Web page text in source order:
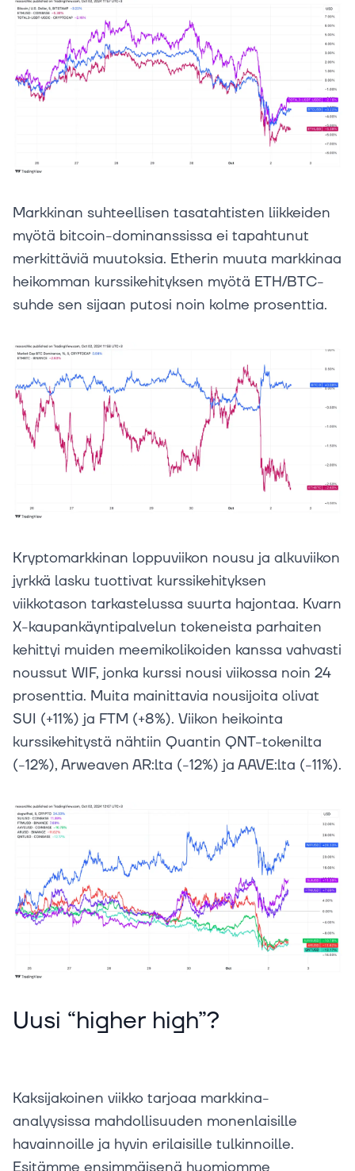
Markkinan suhteellisen tasatahtisten liikkeiden
myötä bitcoin-dominanssissa ei tapahtunut
merkittäviä muutoksia. Etherin muuta markkinaa
heikomman kurssikehityksen myötä ETH/BTC-
suhde sen sijaan putosi noin kolme prosenttia.
Kryptomarkkinan loppuviikon nousu ja alkuviikon
jyrkkä lasku tuottivat kurssikehityksen
viikkotason tarkastelussa suurta hajontaa. Kvarn
X-kaupankäyntipalvelun tokeneista parhaiten
kehittyi muiden meemikolikoiden kanssa vahvasti
noussut WIF, jonka kurssi nousi viikossa noin 24
prosenttia. Muita mainittavia nousijoita olivat
SUI (+11%) ja FTM (+8%). Viikon heikointa
kurssikehitystä nähtiin Quantin QNT-tokenilta
(-12%), Arweaven AR:lta (-12%) ja AAVE:lta (-11%).
Uusi “higher high”?
Kaksijakoinen viikko tarjoaa markkina-
analyysissa mahdollisuuden monenlaisille
havainnoille ja hyvin erilaisille tulkinnoille.